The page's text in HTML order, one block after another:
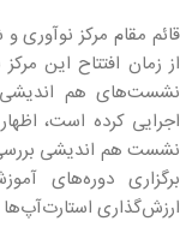
قائم مقام مرکز نوآوری
از زمان افتتاح این
نشست‌های هم اندیشی
اجرایی کرده است،
نشست هم اندیشی
برگزاری دوره‌های
ارزش‌گذاری استارت‌آپ‌ها